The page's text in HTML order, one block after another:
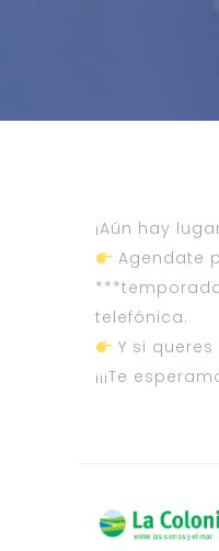
¡Aún hay
Agendate
telefónica.
Y si
¡¡¡Te